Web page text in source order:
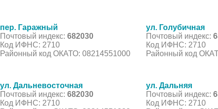
пер. Гаражный
Почтовый индекс: 682030
Код ИФНС: 2710
Районный код ОКАТО: 08214551000
ул. Голубичная
Почтовый индекс:
Код ИФНС: 2710
Районный код
ул. Дальневосточная
Почтовый индекс: 682030
Код ИФНС: 2710
ул. Дальняя
Почтовый индекс:
Код ИФНС: 2710